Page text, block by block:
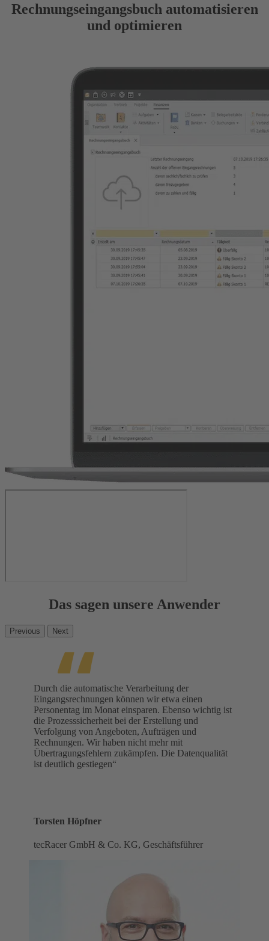
Rechnungseingangsbuch automatisieren
und optimieren
Das sagen unsere Anwender
Previous Next
Durch die automatische Verarbeitung der
Eingangsrechnungen können wir etwa einen
Personentag im Monat einsparen. Ebenso wichtig ist
die Prozesssicherheit bei der Erstellung und
Verfolgung von Angeboten, Aufträgen und
Rechnungen. Wir haben nicht mehr mit
Übertragungsfehlern zukämpfen. Die Datenqualität
ist deutlich gestiegen“
Torsten Höpfner
tecRacer GmbH & Co. KG, Geschäftsführer